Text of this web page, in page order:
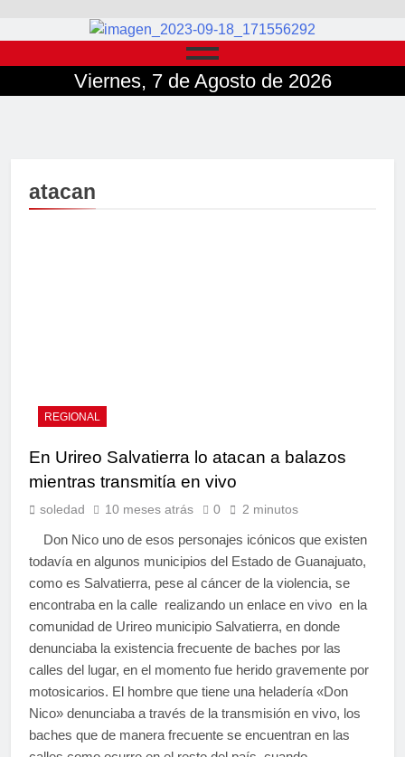
Viernes, 7 de Agosto de 2026
atacan
REGIONAL
En Urireo Salvatierra lo atacan a balazos
mientras transmitía en vivo
soledad 10 meses atrás 0 2 minutos
Don Nico uno de esos personajes icónicos que existen
todavía en algunos municipios del Estado de Guanajuato,
como es Salvatierra, pese al cáncer de la violencia, se
encontraba en la calle realizando un enlace en vivo en la
comunidad de Urireo municipio Salvatierra, en donde
denunciaba la existencia frecuente de baches por las
calles del lugar, en el momento fue herido gravemente por
motosicarios. El hombre que tiene una heladería «Don
Nico» denunciaba a través de la transmisión en vivo, los
baches que de manera frecuente se encuentran en las